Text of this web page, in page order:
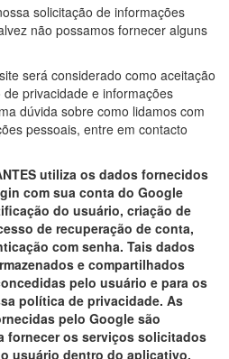
solicitação de informações
não possamos fornecer alguns
será considerado como aceitação
privacidade e informações
dúvida sobre como lidamos com
pessoais, entre em contacto
utiliza os dados fornecidos
com sua conta do Google
do usuário, criação de
de recuperação de conta,
com senha. Tais dados
e compartilhados
pelo usuário e para os
política de privacidade. As
pelo Google são
fornecer os serviços solicitados
usuário dentro do aplicativo.